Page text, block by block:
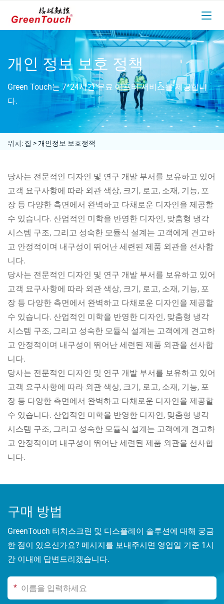
개인 정보 보호 정책
Green Touch는 7*24시간 무료 애프터 서비스를 제공합니
다.
위치: 집 >개인정보 보호정책
당사는 전문적인 디자인 및 연구 개발 부서를 보유하고 있어
고객 요구사항에 따라 외관 색상, 크기, 로고, 소재, 기능, 포
장 등 다양한 측면에서 완벽하고 다채로운 디자인을 제공할
수 있습니다. 산업적인 미학을 반영한 디자인, 맞춤형 냉각
시스템 구조, 그리고 성숙한 모듈식 설계는 고객에게 견고하
고 안정적이며 내구성이 뛰어난 세련된 제품 외관을 선사합
니다.
당사는 전문적인 디자인 및 연구 개발 부서를 보유하고 있어
고객 요구사항에 따라 외관 색상, 크기, 로고, 소재, 기능, 포
장 등 다양한 측면에서 완벽하고 다채로운 디자인을 제공할
수 있습니다. 산업적인 미학을 반영한 디자인, 맞춤형 냉각
시스템 구조, 그리고 성숙한 모듈식 설계는 고객에게 견고하
고 안정적이며 내구성이 뛰어난 세련된 제품 외관을 선사합
니다.
당사는 전문적인 디자인 및 연구 개발 부서를 보유하고 있어
고객 요구사항에 따라 외관 색상, 크기, 로고, 소재, 기능, 포
장 등 다양한 측면에서 완벽하고 다채로운 디자인을 제공할
수 있습니다. 산업적인 미학을 반영한 디자인, 맞춤형 냉각
시스템 구조, 그리고 성숙한 모듈식 설계는 고객에게 견고하
고 안정적이며 내구성이 뛰어난 세련된 제품 외관을 선사합
니다.
구매 방법
GreenTouch 터치스크린 및 디스플레이 솔루션에 대해 궁금
한 점이 있으신가요? 메시지를 보내주시면 영업일 기준 1시
간 이내에 답변드리겠습니다.
*